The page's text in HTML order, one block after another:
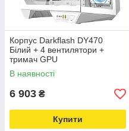
Корпус Darkflash DY470
Білий + 4 вентилятори +
тримач GPU
В наявності
6 903 ₴
Купити